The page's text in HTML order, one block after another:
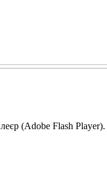
(Adobe Flash Player).